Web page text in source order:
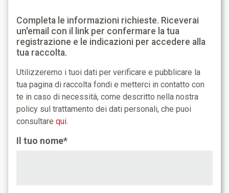
Completa le informazioni richieste. Riceverai
un'email con il link per confermare la tua
registrazione e le indicazioni per accedere alla
tua raccolta.
Utilizzeremo i tuoi dati per verificare e pubblicare la
tua pagina di raccolta fondi e metterci in contatto con
te in caso di necessità, come descritto nella nostra
policy sul trattamento dei dati personali, che puoi
consultare qui.
Il tuo nome*